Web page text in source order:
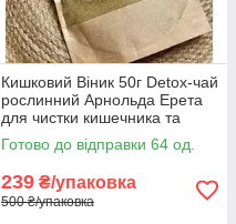
Кишковий Віник 50г Detox-чай
рослинний Арнольда Ерета
для чистки кишечника та
організму 50 г
Готово до відправки 64 од.
239 ₴/упаковка
500 ₴/упаковка